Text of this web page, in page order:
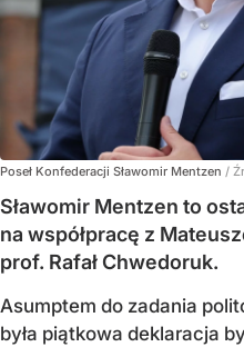
Poseł Konfederacji Sławomir Mentzen /
Sławomir Mentzen to
na współpracę z
prof. Rafał Chwedoruk.
Asumptem do zadania
była piątkowa deklaracja